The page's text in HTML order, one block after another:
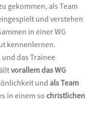
gekommen, als Team
und verstehen
in einer WG
kennenlernen.
das Trainee
vorallem das WG
und als Team
in einem so christlichen